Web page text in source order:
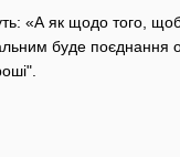
«А як щодо того,
буде